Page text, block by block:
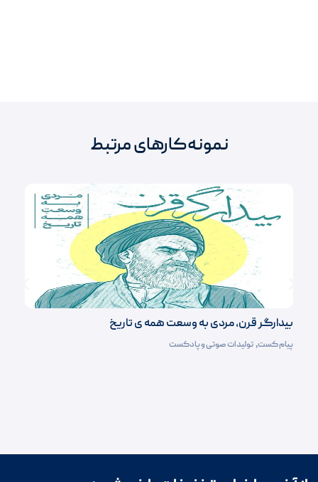
نمونه‌کارهای مرتبط
بیدارگر قرن، مردی به وسعت همه ی تاریخ
پیام کست, تولیدات صوتی و پادکست